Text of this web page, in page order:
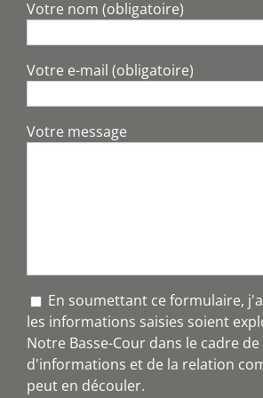
Votre nom (obligatoire)
Votre e-mail (obligatoire)
Votre message
En soumettant ce formulaire,
les informations saisies soient
Notre Basse-Cour dans le cadre
d'informations et de la relation
peut en découler.